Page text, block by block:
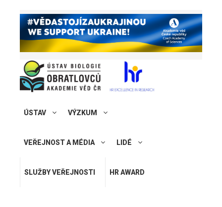
ÚSTAV VÝZKUM
VEŘEJNOST A MÉDIA LIDÉ
SLUŽBY VEŘEJNOSTI HR AWARD